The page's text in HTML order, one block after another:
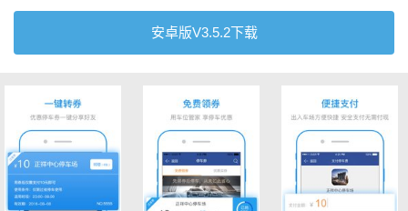
安卓版V3.5.2下载